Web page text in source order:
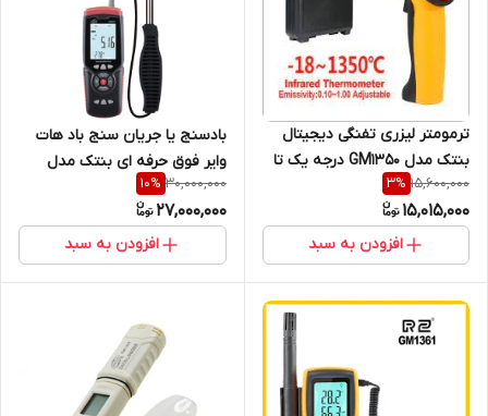
ترمومتر لیزری تفنگی دیجیتال
بنتک مدل GM1350 درجه یک تا
دمای 1350 درجه (نمایندگی اصلی
جوش آزما تجهیز)
15,600,000
3%
15,015,000
افزودن به سبد
بادسنج یا جریان سنج باد هات
وایر فوق حرفه ای بنتک مدل
GT8911 ( نمایندگی اصلی جوش
آزما تجهیز )
30,000,000
10%
27,000,000
افزودن به سبد